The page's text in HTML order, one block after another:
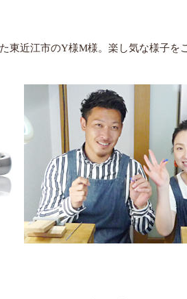
近江市のY様M様。楽し気な様子を